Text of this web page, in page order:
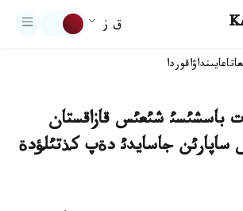
ق ز
تاعايىنداۋاقوردا
باسشئسئ شئعئس قازاقستان
ساپارئن جاسايدئ دةپ كذتئلؤدة